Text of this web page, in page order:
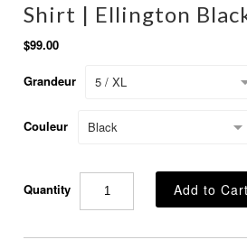
Shirt | Ellington
$99.00
Grandeur 5 / XL
Couleur Black
Quantity